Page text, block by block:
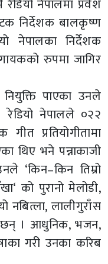
नेपालमा प्रवेश
निर्देशक बालकृष्ण
नेपालका निर्देशक
रुपमा जागिर
पाएका उनले
नेपालले ०२२
प्रतियोगीतामा
थिए भने पन्नाकाजी
‘किन–किन तिम्रो
को पुरानो मेलोडी,
नबित्ला, लालीगुराँस
छन् । आधुनिक, भजन,
गरी उनका करिब